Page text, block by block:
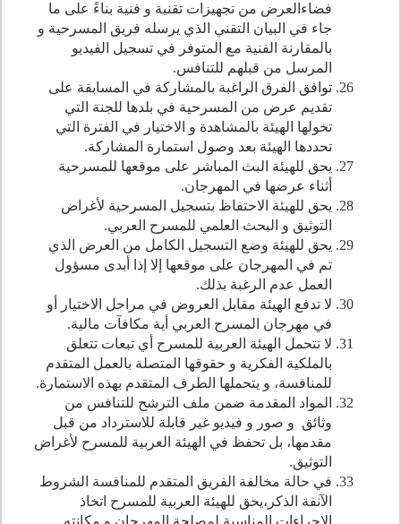
فضاءالعرض من تجهيزات تقنية و فنية بناءً على ما
جاء في البيان التقني الذي يرسله فريق المسرحية و
بالمقارنة الفنية مع المتوفر في تسجيل الفيديو
المرسل من قبلهم للتنافس.
توافق الفرق الراغبة بالمشاركة في المسابقة على
تقديم عرض من المسرحية في بلدها للجنة التي
تخولها الهيئة بالمشاهدة و الاختيار في الفترة التي
تحددها الهيئة بعد وصول استمارة المشاركة.
يحق للهيئة البث المباشر على موقعها للمسرحية
أثناء عرضها في المهرجان.
يحق للهيئة الاحتفاظ بتسجيل المسرحية لأغراض
التوثيق و البحث العلمي للمسرح العربي.
يحق للهيئة وضع التسجيل الكامل من العرض الذي
تم في المهرجان على موقعها إلا إذا أبدى مسؤول
العمل عدم الرغبة بذلك.
لا تدفع الهيئة مقابل العروض في مراحل الاختيار أو
في مهرجان المسرح العربي أية مكافآت مالية.
لا تتحمل الهيئة العربية للمسرح أي تبعات تتعلق
بالملكية الفكرية و حقوقها المتصلة بالعمل المتقدم
للمنافسة، و يتحملها الطرف المتقدم بهذه الاستمارة.
المواد المقدمة ضمن ملف الترشح للتنافس من
وثائق و صور و فيديو غير قابلة للاسترداد من قبل
مقدمها، بل تحفظ في الهيئة العربية للمسرح لأغراض
التوثيق.
في حالة مخالفة الفريق المتقدم للمنافسة الشروط
الآنفة الذكر،يحق للهيئة العربية للمسرح اتخاذ
الإجراءات المناسبة لمصلحة المهرجان و مكانته.